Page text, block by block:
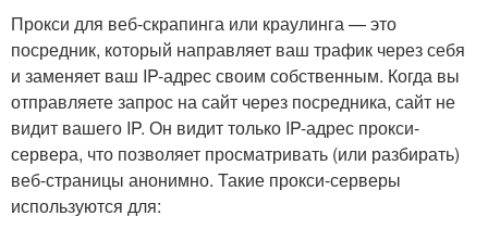
Прокси для веб-скрапинга или краулинга — это
посредник, который направляет ваш трафик через себя
и заменяет ваш IP-адрес своим собственным. Когда вы
отправляете запрос на сайт через посредника, сайт не
видит вашего IP. Он видит только IP-адрес прокси-
сервера, что позволяет просматривать (или разбирать)
веб-страницы анонимно. Такие прокси-серверы
используются для: